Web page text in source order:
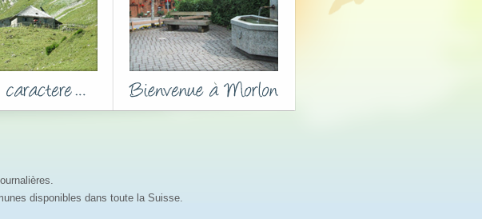
disponibles dans toute la Suisse.